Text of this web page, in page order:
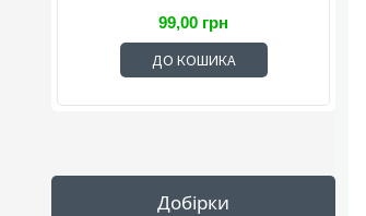
99,00 грн
ДО КОШИКА
Добірки